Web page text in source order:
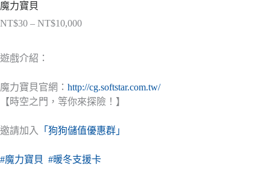
魔力寶貝
NT$30 – NT$10,000價
到
NT$10,000
遊戲介紹：
魔力寶貝官網： http://cg.softstar.com.tw/
【時空之門，等你來探險！】
邀請加入 「狗狗儲值優惠群」
#魔力寶貝 #暖冬支援卡